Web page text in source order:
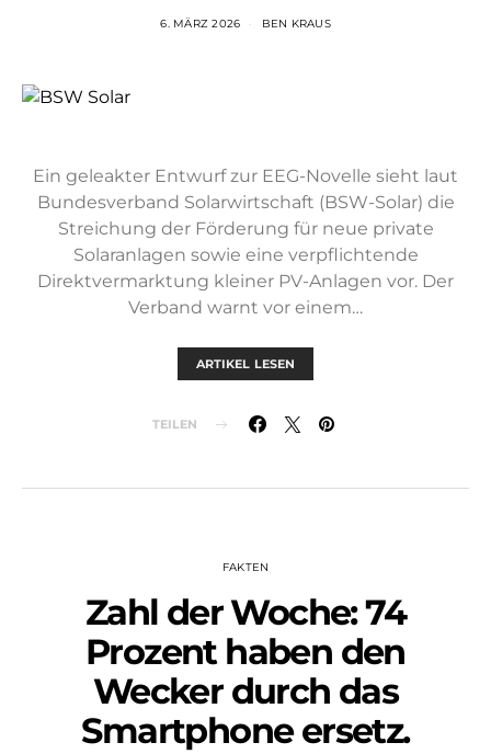
6. MÄRZ 2026 BEN KRAUS
Ein geleakter Entwurf zur EEG-Novelle sieht laut
Bundesverband Solarwirtschaft (BSW-Solar) die
Streichung der Förderung für neue private
Solaranlagen sowie eine verpflichtende
Direktvermarktung kleiner PV-Anlagen vor. Der
Verband warnt vor einem…
ARTIKEL LESEN
TEILEN
FAKTEN
Zahl der Woche: 74
Prozent haben den
Wecker durch das
Smartphone ersetz.